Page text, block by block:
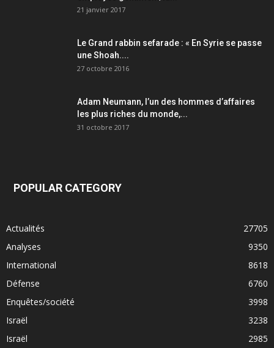
21 janvier 2017
Le Grand rabbin sefarade : « En Syrie se passe
une Shoah....
27 octobre 2016
Adam Neumann, l’un des hommes d’affaires
les plus riches du monde,...
31 octobre 2017
POPULAR CATEGORY
Actualités
27705
Analyses
9350
International
8618
Défense
6760
Enquêtes/société
3998
Israël
3238
Israël
2985